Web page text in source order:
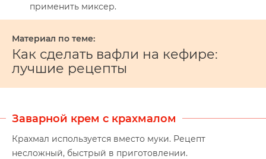
применить миксер.
Как сделать вафли на кефире:
лучшие рецепты
Заварной крем с крахмалом
Крахмал используется вместо муки. Рецепт
несложный, быстрый в приготовлении.